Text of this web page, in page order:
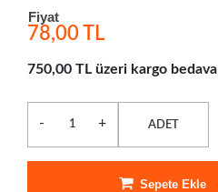
Fiyat
78,00 TL
750,00 TL üzeri kargo bedava
- + ADET
Sepete Ekle